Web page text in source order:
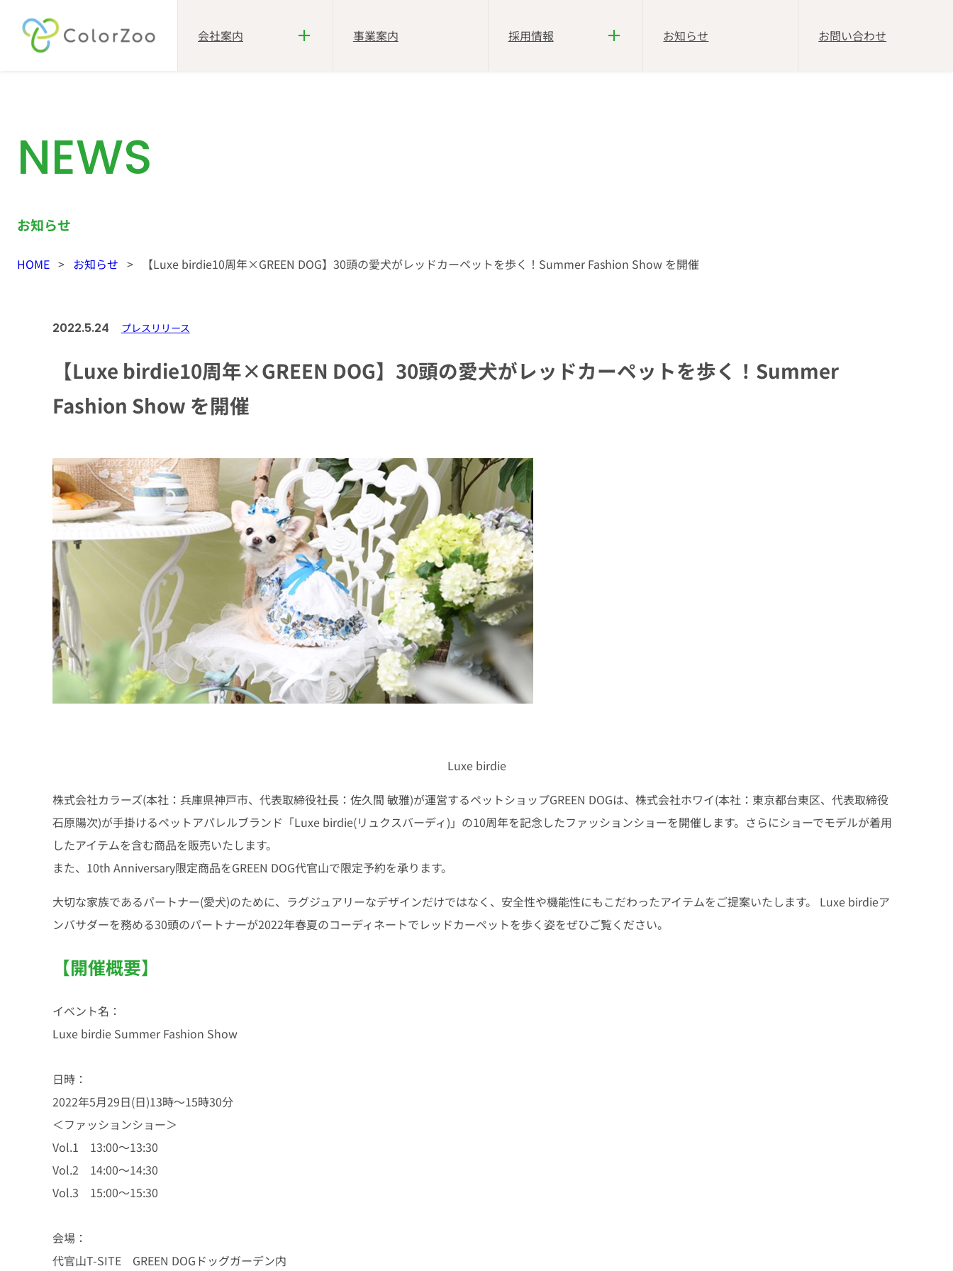
会社案内 事業案内 採用情報 お知らせ お問い合わせ
NEWS
お知らせ
HOME > お知らせ > 【Luxe birdie10周年×GREEN DOG】30頭の愛犬がレッドカーペットを歩く！Summer Fashion Show を開催
2022.5.24 プレスリリース
【Luxe birdie10周年×GREEN DOG】30頭の愛犬がレッドカーペットを歩く！Summer
Fashion Show を開催
Luxe birdie
株式会社カラーズ(本社：兵庫県神戸市、代表取締役社長：佐久間 敏雅)が運営するペットショップGREEN DOGは、株式会社ホワイ(本社：東京都台東区、代表取締役
石原陽次)が手掛けるペットアパレルブランド「Luxe birdie(リュクスバーディ)」の10周年を記念したファッションショーを開催します。さらにショーでモデルが着用
したアイテムを含む商品を販売いたします。
また、10th Anniversary限定商品をGREEN DOG代官山で限定予約を承ります。
大切な家族であるパートナー(愛犬)のために、ラグジュアリーなデザインだけではなく、安全性や機能性にもこだわったアイテムをご提案いたします。 Luxe birdieア
ンバサダーを務める30頭のパートナーが2022年春夏のコーディネートでレッドカーペットを歩く姿をぜひご覧ください。
【開催概要】
イベント名：
Luxe birdie Summer Fashion Show
日時：
2022年5月29日(日)13時～15時30分
＜ファッションショー＞
Vol.1 13:00～13:30
Vol.2 14:00～14:30
Vol.3 15:00～15:30
会場：
代官山T-SITE GREEN DOGドッグガーデン内